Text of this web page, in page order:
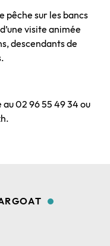
pêche sur les bancs
visite animée
descendants de
02 96 55 49 34 ou